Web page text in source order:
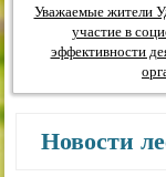
Уважаемые жители
участие в
эффективности
Новости